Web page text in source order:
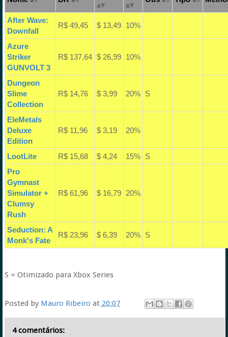
After Wave:
Downfall
R$ 49,45 $ 13,49 10%
Azure
Striker
GUNVOLT 3
R$ 137,64 $ 26,99 10%
Dungeon
Slime
Collection
R$ 14,76 $ 3,99 20% S
EleMetals
Deluxe
Edition
R$ 11,96 $ 3,19 20%
LootLite R$ 15,68 $ 4,24 15%
S
Pro
Gymnast
Simulator +
Clumsy
Rush
R$ 61,96 $ 16,79 20%
Seduction: A
Monk's Fate
R$ 23,96 $ 6,39 20% S
S = Otimizado para Xbox Series
Posted by Mauro Ribeiro at 20:07
4 comentários: